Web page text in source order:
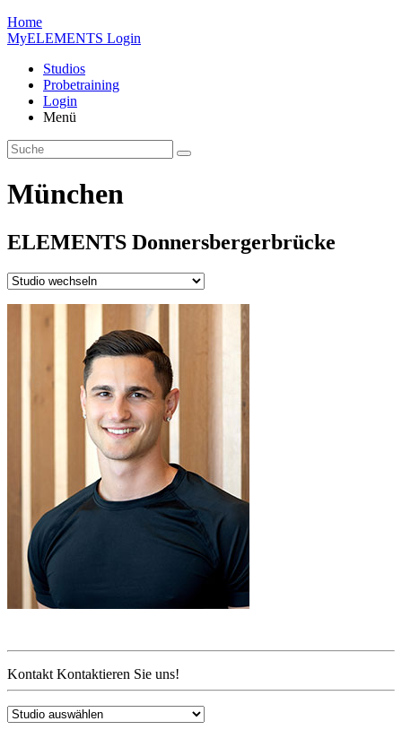
Home
MyELEMENTS Login
Studios
Probe­training
Login
Menü
München
ELEMENTS Donners­berger­brücke
Kontakt Kontaktieren Sie uns!